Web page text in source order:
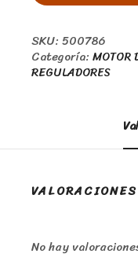
SKU:500786
Categoría:MOTOR
REGULADORES
VALORACIONES
No hay